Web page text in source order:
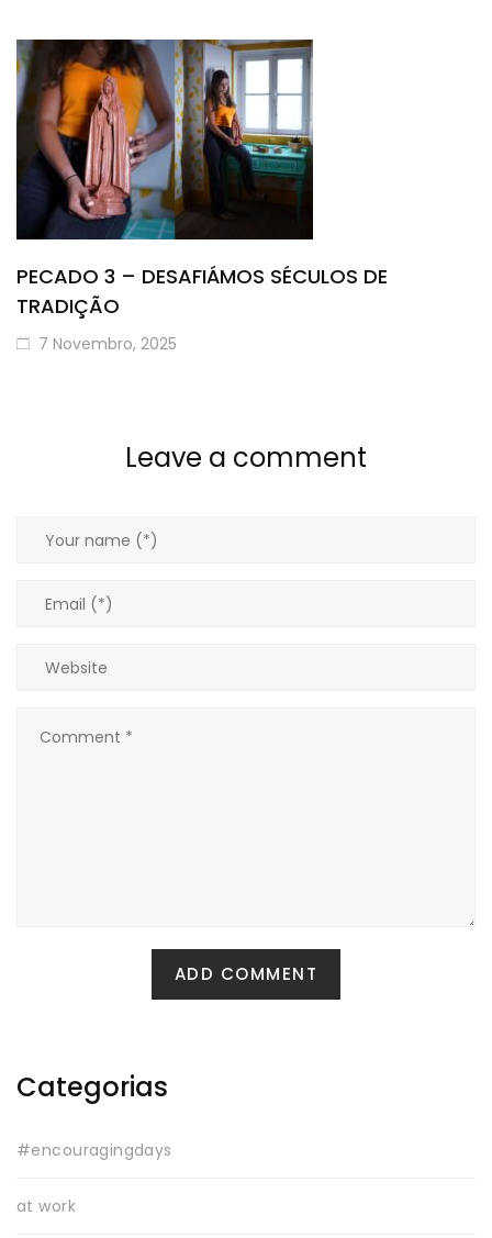
PECADO 3 – DESAFIÁMOS SÉCULOS DE
TRADIÇÃO
7 Novembro, 2025
Leave a comment
Categorias
#encouragingdays
at work